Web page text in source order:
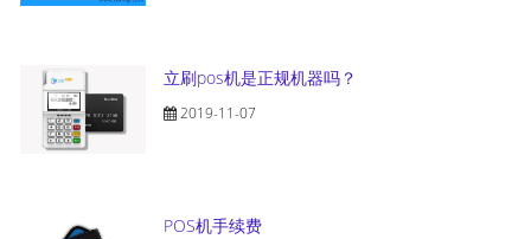
立刷pos机是正规机器吗？
2019-11-07
POS机手续费